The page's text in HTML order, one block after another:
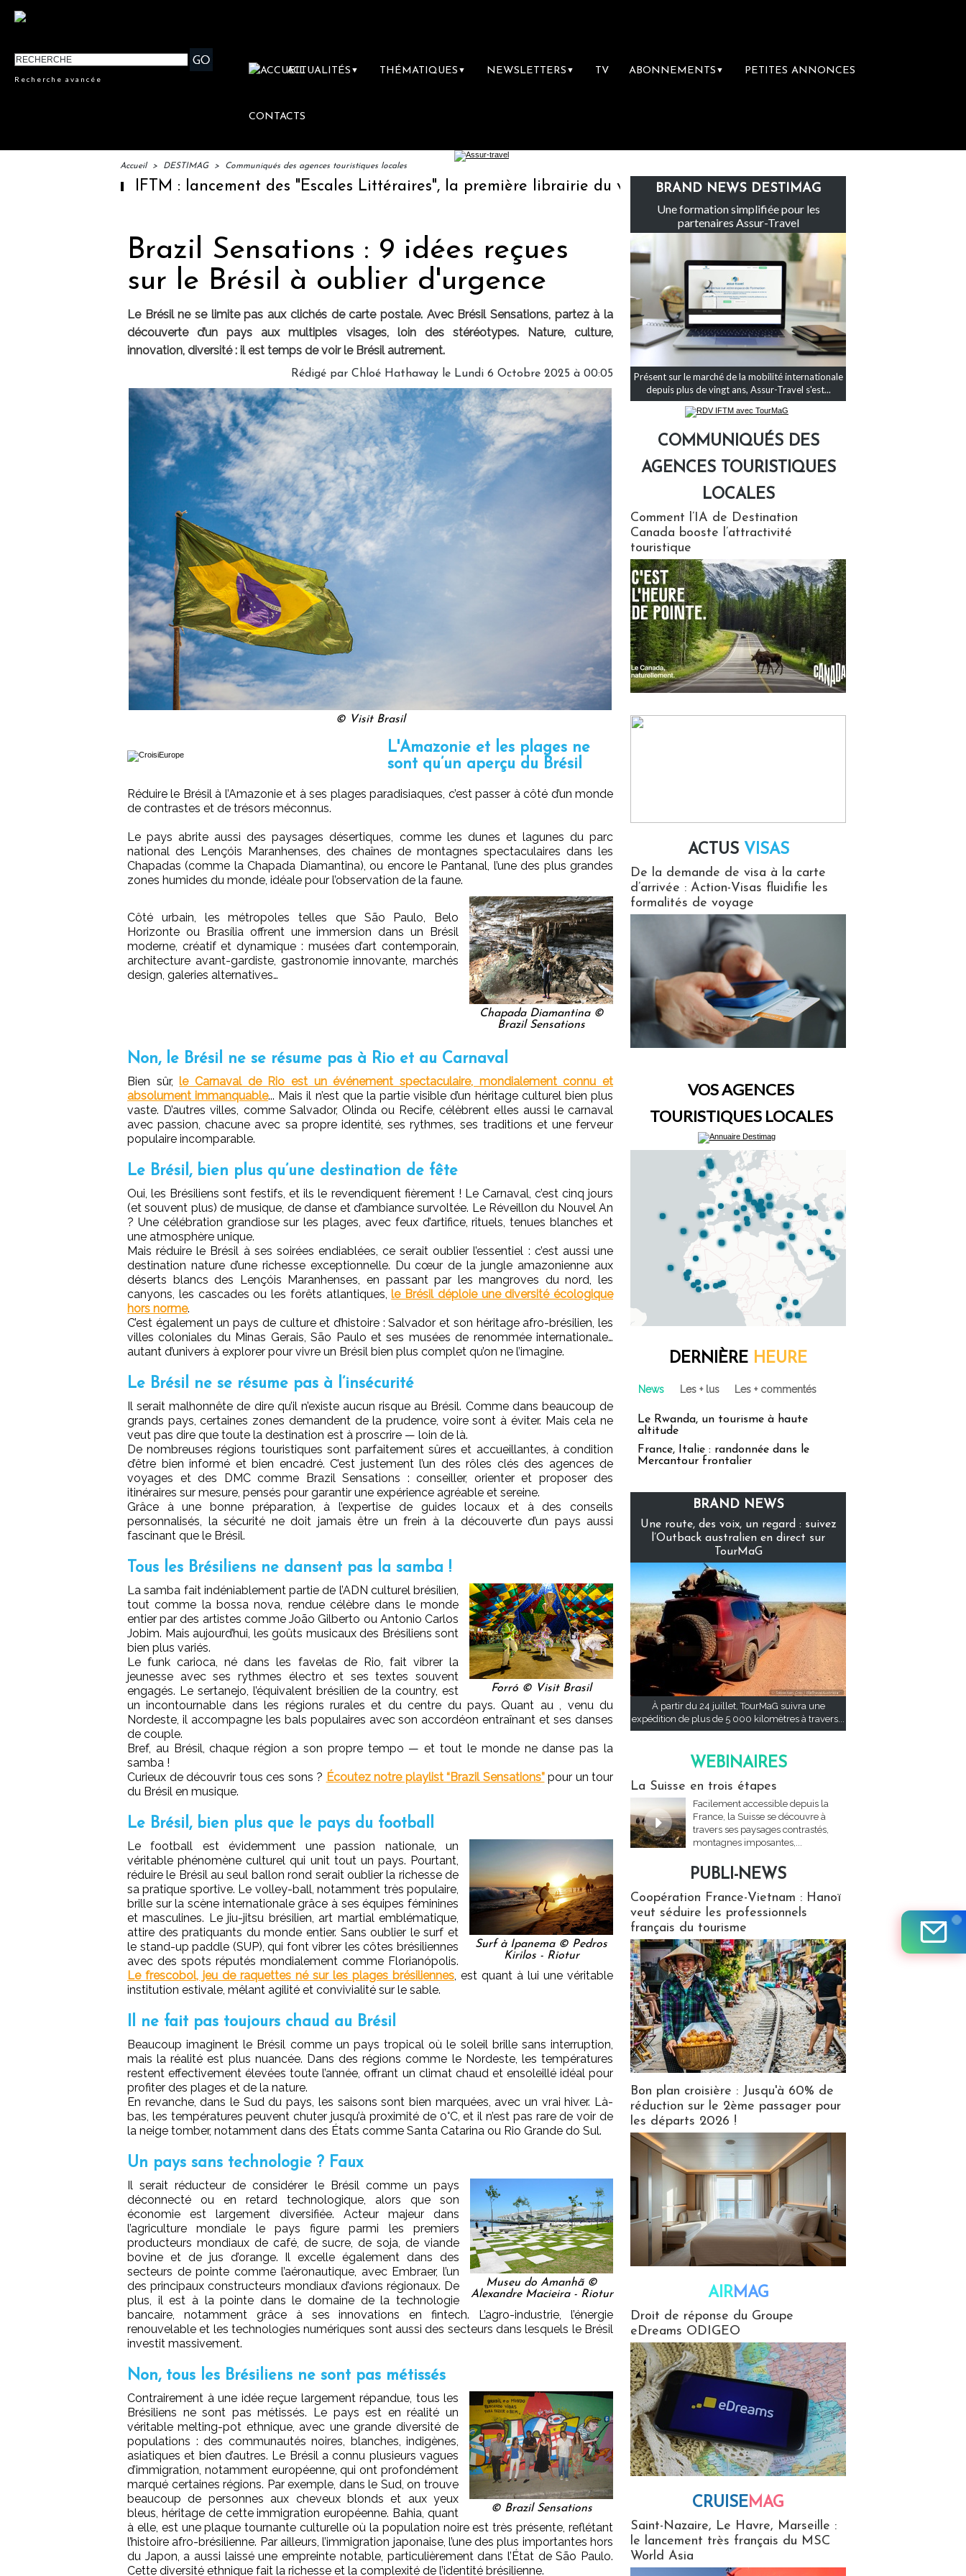
Recherche avancée
ACTUALITÉS ▼ THÉMATIQUES ▼ NEWSLETTERS ▼ TV ABONNEMENTS ▼ PETITES ANNONCES
CONTACTS
Accueil > DESTIMAG > Communiqués des agences touristiques locales
IFTM : lancement des "Escales Littéraires", la première librairie du voyage Le groupe Sainte-Claire rachète Eden
Brazil Sensations : 9 idées reçues
sur le Brésil à oublier d'urgence
Le Brésil ne se limite pas aux clichés de carte postale. Avec Brésil Sensations, partez à la
découverte d’un pays aux multiples visages, loin des stéréotypes. Nature, culture,
innovation, diversité : il est temps de voir le Brésil autrement.
Rédigé par Chloé Hathaway le Lundi 6 Octobre 2025 à 00:05
© Visit Brasil
L'Amazonie et les plages ne
sont qu’un aperçu du Brésil
Réduire le Brésil à l’Amazonie et à ses plages paradisiaques, c’est passer à côté d’un monde
de contrastes et de trésors méconnus.
Le pays abrite aussi des paysages désertiques, comme les dunes et lagunes du parc
national des Lençóis Maranhenses, des chaînes de montagnes spectaculaires dans les
Chapadas (comme la Chapada Diamantina), ou encore le Pantanal, l’une des plus grandes
zones humides du monde, idéale pour l’observation de la faune.
Chapada Diamantina ©
Brazil Sensations
Côté urbain, les métropoles telles que São Paulo, Belo
Horizonte ou Brasília offrent une immersion dans un Brésil
moderne, créatif et dynamique : musées d’art contemporain,
architecture avant-gardiste, gastronomie innovante, marchés
design, galeries alternatives…
Non, le Brésil ne se résume pas à Rio et au Carnaval
Bien sûr,le Carnaval de Rio est un événement spectaculaire, mondialement connu et
absolument immanquable... Mais il n’est que la partie visible d’un héritage culturel bien plus
vaste. D’autres villes, comme Salvador, Olinda ou Recife, célèbrent elles aussi le carnaval
avec passion, chacune avec sa propre identité, ses rythmes, ses traditions et une ferveur
populaire incomparable.
Le Brésil, bien plus qu’une destination de fête
Oui, les Brésiliens sont festifs, et ils le revendiquent fièrement ! Le Carnaval, c’est cinq jours
(et souvent plus) de musique, de danse et d’ambiance survoltée. Le Réveillon du Nouvel An
? Une célébration grandiose sur les plages, avec feux d’artifice, rituels, tenues blanches et
une atmosphère unique.
Mais réduire le Brésil à ses soirées endiablées, ce serait oublier l’essentiel : c’est aussi une
destination nature d’une richesse exceptionnelle. Du cœur de la jungle amazonienne aux
déserts blancs des Lençóis Maranhenses, en passant par les mangroves du nord, les
canyons, les cascades ou les forêts atlantiques,le Brésil déploie une diversité écologique
hors norme.
C’est également un pays de culture et d’histoire : Salvador et son héritage afro-brésilien, les
villes coloniales du Minas Gerais, São Paulo et ses musées de renommée internationale…
autant d’univers à explorer pour vivre un Brésil bien plus complet qu’on ne l’imagine.
Le Brésil ne se résume pas à l’insécurité
Il serait malhonnête de dire qu’il n’existe aucun risque au Brésil. Comme dans beaucoup de
grands pays, certaines zones demandent de la prudence, voire sont à éviter. Mais cela ne
veut pas dire que toute la destination est à proscrire — loin de là.
De nombreuses régions touristiques sont parfaitement sûres et accueillantes, à condition
d’être bien informé et bien encadré. C’est justement l’un des rôles clés des agences de
voyages et des DMC comme Brazil Sensations : conseiller, orienter et proposer des
itinéraires sur mesure, pensés pour garantir une expérience agréable et sereine.
Grâce à une bonne préparation, à l’expertise de guides locaux et à des conseils
personnalisés, la sécurité ne doit jamais être un frein à la découverte d’un pays aussi
fascinant que le Brésil.
Tous les Brésiliens ne dansent pas la samba !
Forró © Visit Brasil
La samba fait indéniablement partie de l’ADN culturel brésilien,
tout comme la bossa nova, rendue célèbre dans le monde
entier par des artistes comme João Gilberto ou Antonio Carlos
Jobim. Mais aujourd’hui, les goûts musicaux des Brésiliens sont
bien plus variés.
Le funk carioca, né dans les favelas de Rio, fait vibrer la
jeunesse avec ses rythmes électro et ses textes souvent
engagés. Le sertanejo, l’équivalent brésilien de la country, est
un incontournable dans les régions rurales et du centre du pays. Quant au , venu du
Nordeste, il accompagne les bals populaires avec son accordéon entraînant et ses danses
de couple.
Bref, au Brésil, chaque région a son propre tempo — et tout le monde ne danse pas la
samba !
Curieux de découvrir tous ces sons ? Écoutez notre playlist “Brazil Sensations”pour un tour
du Brésil en musique.
Le Brésil, bien plus que le pays du football
Surf à Ipanema © Pedros
Kirilos - Riotur
Le football est évidemment une passion nationale, un
véritable phénomène culturel qui unit tout un pays. Pourtant,
réduire le Brésil au seul ballon rond serait oublier la richesse de
sa pratique sportive. Le volley-ball, notamment très populaire,
brille sur la scène internationale grâce à ses équipes féminines
et masculines. Le jiu-jitsu brésilien, art martial emblématique,
attire des pratiquants du monde entier. Sans oublier le surf et
le stand-up paddle (SUP), qui font vibrer les côtes brésiliennes
avec des spots réputés mondialement comme Florianópolis.
Le frescobol, jeu de raquettes né sur les plages brésiliennes, est quant à lui une véritable
institution estivale, mêlant agilité et convivialité sur le sable.
Il ne fait pas toujours chaud au Brésil
Beaucoup imaginent le Brésil comme un pays tropical où le soleil brille sans interruption,
mais la réalité est plus nuancée. Dans des régions comme le Nordeste, les températures
restent effectivement élevées toute l’année, offrant un climat chaud et ensoleillé idéal pour
profiter des plages et de la nature.
En revanche, dans le Sud du pays, les saisons sont bien marquées, avec un vrai hiver. Là-
bas, les températures peuvent chuter jusqu’à proximité de 0°C, et il n’est pas rare de voir de
la neige tomber, notamment dans des États comme Santa Catarina ou Rio Grande do Sul.
Un pays sans technologie ? Faux
Museu do Amanhã ©
Alexandre Macieira - Riotur
Il serait réducteur de considérer le Brésil comme un pays
déconnecté ou en retard technologique, alors que son
économie est largement diversifiée. Acteur majeur dans
l’agriculture mondiale le pays figure parmi les premiers
producteurs mondiaux de café, de sucre, de soja, de viande
bovine et de jus d’orange. Il excelle également dans des
secteurs de pointe comme l’aéronautique, avec Embraer, l’un
des principaux constructeurs mondiaux d’avions régionaux. De
plus, il est à la pointe dans le domaine de la technologie
bancaire, notamment grâce à ses innovations en fintech. L’agro-industrie, l’énergie
renouvelable et les technologies numériques sont aussi des secteurs dans lesquels le Brésil
investit massivement.
Non, tous les Brésiliens ne sont pas métissés
© Brazil Sensations
Contrairement à une idée reçue largement répandue, tous les
Brésiliens ne sont pas métissés. Le pays est en réalité un
véritable melting-pot ethnique, avec une grande diversité de
populations : des communautés noires, blanches, indigènes,
asiatiques et bien d’autres. Le Brésil a connu plusieurs vagues
d’immigration, notamment européenne, qui ont profondément
marqué certaines régions. Par exemple, dans le Sud, on trouve
beaucoup de personnes aux cheveux blonds et aux yeux
bleus, héritage de cette immigration européenne. Bahia, quant
à elle, est une plaque tournante culturelle où la population noire est très présente, reflétant
l’histoire afro-brésilienne. Par ailleurs, l’immigration japonaise, l’une des plus importantes hors
du Japon, a aussi laissé une empreinte notable, particulièrement dans l’État de São Paulo.
Cette diversité ethnique fait la richesse et la complexité de l’identité brésilienne.
BRAND NEWS DESTIMAG
Une formation simplifiée pour les
partenaires Assur-Travel
Présent sur le marché de la mobilité internationale
depuis plus de vingt ans, Assur-Travel s'est...
COMMUNIQUÉS DES
AGENCES TOURISTIQUES
LOCALES
Comment l’IA de Destination
Canada booste l’attractivité
touristique
ACTUS VISAS
De la demande de visa à la carte
d’arrivée : Action-Visas fluidifie les
formalités de voyage
VOS AGENCES
TOURISTIQUES LOCALES
DERNIÈRE HEURE
News Les + lus Les + commentés
Le Rwanda, un tourisme à haute
altitude
France, Italie : randonnée dans le
Mercantour frontalier
BRAND NEWS
Une route, des voix, un regard : suivez
l’Outback australien en direct sur
TourMaG
À partir du 24 juillet, TourMaG suivra une
expédition de plus de 5 000 kilomètres à travers...
WEBINAIRES
La Suisse en trois étapes
Facilement accessible depuis la
France, la Suisse se découvre à
travers ses paysages contrastés,
montagnes imposantes,...
PUBLI-NEWS
Coopération France-Vietnam : Hanoï
veut séduire les professionnels
français du tourisme
Bon plan croisière : Jusqu'à 60% de
réduction sur le 2ème passager pour
les départs 2026 !
AIRMAG
Droit de réponse du Groupe
eDreams ODIGEO
CRUISEMAG
Saint-Nazaire, Le Havre, Marseille :
le lancement très français du MSC
World Asia